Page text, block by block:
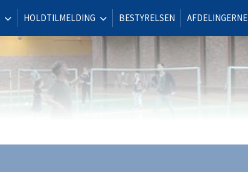
HOLDTILMELDING BESTYRELSEN AFDELINGERNE